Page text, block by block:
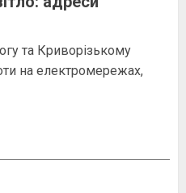
та Криворізькому
на електромережах,